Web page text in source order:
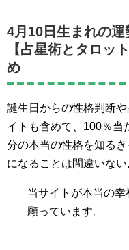
4月10日生まれの運
【占星術とタロッ
め
誕生日からの性格判断
イトも含めて、100％当
分の本当の性格を知る
になることは間違いない
当サイトが本当の
願っています。